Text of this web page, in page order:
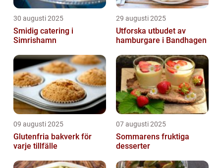
30 augusti 2025
Smidig catering i
Simrishamn
29 augusti 2025
Utforska utbudet av
hamburgare i Bandhagen
09 augusti 2025
Glutenfria bakverk för
varje tillfälle
07 augusti 2025
Sommarens fruktiga
desserter